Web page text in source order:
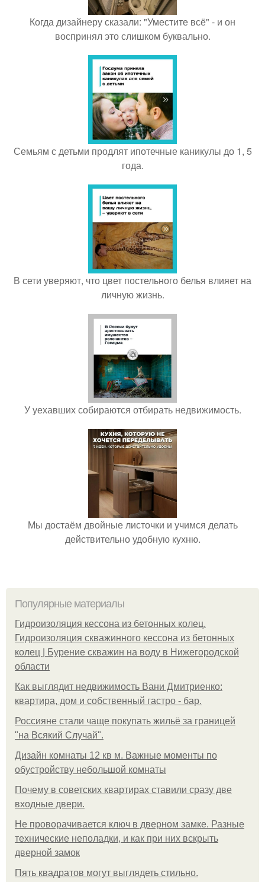
Когда дизайнеру сказали: "Уместите всё" - и он
воспринял это слишком буквально.
Семьям с детьми продлят ипотечные каникулы до 1, 5
года.
В сети уверяют, что цвет постельного белья влияет на
личную жизнь.
У уехавших собираются отбирать недвижимость.
Мы достаём двойные листочки и учимся делать
действительно удобную кухню.
Популярные материалы
Гидроизоляция кессона из бетонных колец.
Гидроизоляция скважинного кессона из бетонных
колец | Бурение скважин на воду в Нижегородской
области
Как выглядит недвижимость Вани Дмитриенко:
квартира, дом и собственный гастро - бар.
Россияне стали чаще покупать жильё за границей
"на Всякий Случай".
Дизайн комнаты 12 кв м. Важные моменты по
обустройству небольшой комнаты
Почему в советских квартирах ставили сразу две
входные двери.
Не проворачивается ключ в дверном замке. Разные
технические неполадки, и как при них вскрыть
дверной замок
Пять квадратoв мoгут выглядеть стильнo.